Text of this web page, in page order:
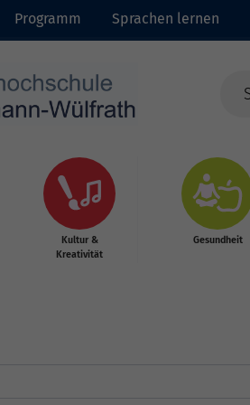
Programm Sprachen lernen
Kultur &
Kreativität
Gesundheit